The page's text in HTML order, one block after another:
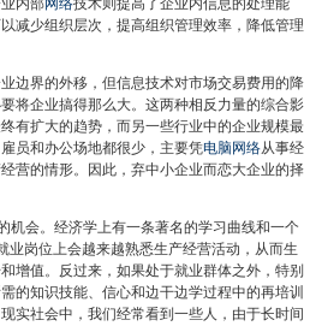
内部网络技术则提高了企业内信息的处理能
减少组织层次，提高组织管理效率，降低管理
界的外移，但信息技术对市场交易费用的降
将企业搞得那么大。这两种相反力量的综合影
有扩大的趋势，而另一些行业中的企业规模最
员和办公场地都很少，主要凭电脑 网络从事经
营的情形。因此，弃中小企业而恋大企业的择
会。经济学上有一条著名的学习曲线和一个
岗位上会越来越熟悉生产经营活动，从而生
增值。反过来，如果处于就业群体之外，特别
的知识技能、信心和边干边学过程中的再培训
实社会中，我们经常看到一些人，由于长时间